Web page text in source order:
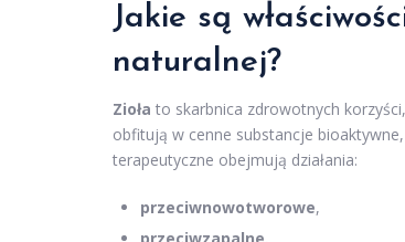
Jakie są
naturalnej?
Zioła to skarbnica zdrowotnych
obfitują w cenne substancje
terapeutyczne obejmują działania:
przeciwnowotworowe,